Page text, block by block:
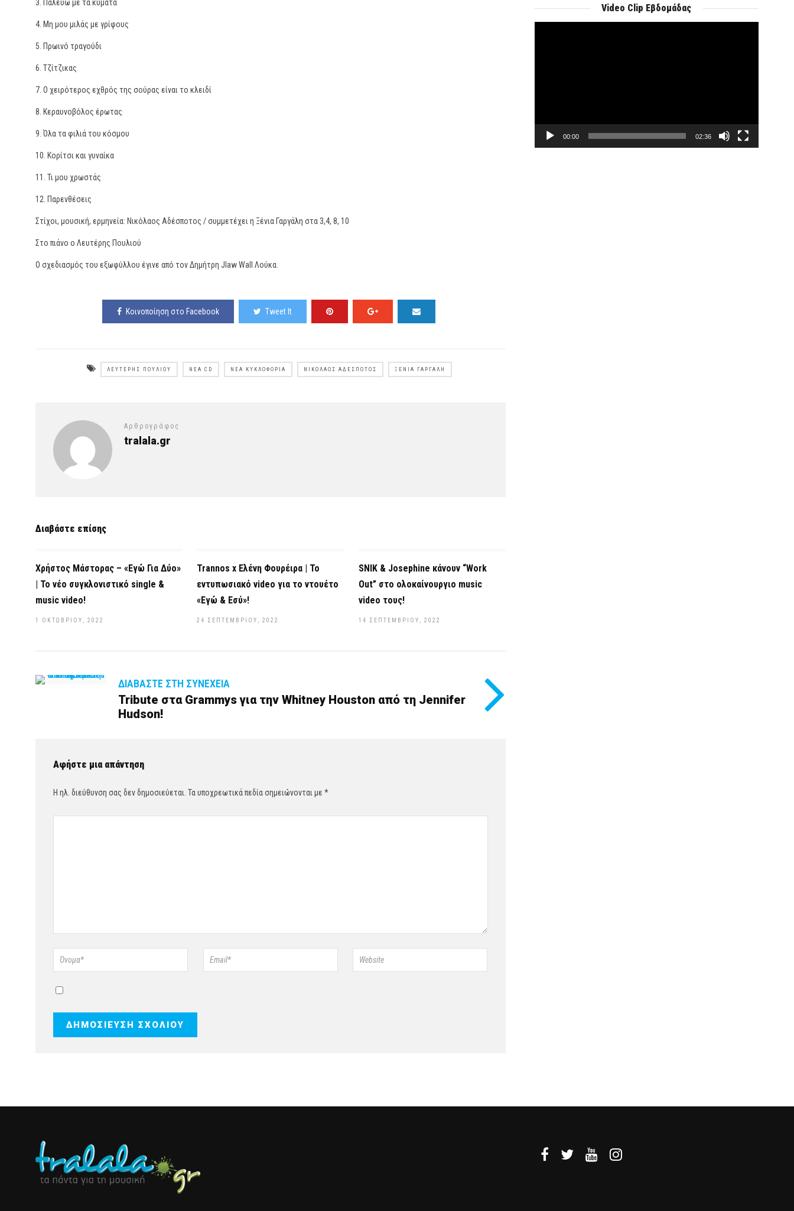
3. Παλεύω με τα κύματα
4. Μη μου μιλάς με γρίφους
5. Πρωινό τραγούδι
6. Τζίτζικας
7. Ο χειρότερος εχθρός της σούρας είναι το κλειδί
8. Κεραυνοβόλος έρωτας
9. Όλα τα φιλιά του κόσμου
10. Κορίτσι και γυναίκα
11. Τι μου χρωστάς
12. Παρενθέσεις
Στίχοι, μουσική, ερμηνεία: Νικόλαος Αδέσποτος / συμμετέχει η Ξένια Γαργάλη στα 3,4, 8, 10
Στο πιάνο ο Λευτέρης Πουλιού
Ο σχεδιασμός του εξωφύλλου έγινε από τον Δημήτρη Jlaw Wall Λούκα.
Κοινοποίηση στο Facebook Tweet It
ΛΕΥΤΈΡΗΣ ΠΟΥΛΙΟΎ ΝΈΑ CD ΝΈΑ ΚΥΚΛΟΦΟΡΊΑ ΝΙΚΌΛΑΟΣ ΑΔΈΣΠΟΤΟΣ ΞΈΝΙΑ ΓΑΡΓΆΛΗ
Αρθρογράφος
tralala.gr
Διαβάστε επίσης
Χρήστος Μάστορας – «Εγώ Για Δύο»
| Το νέο συγκλονιστικό single &
music video!
1 ΟΚΤΩΒΡΊΟΥ, 2022
Trannos x Ελένη Φουρέιρα | Το
εντυπωσιακό video για το ντουέτο
«Εγώ & Εσύ»!
24 ΣΕΠΤΕΜΒΡΊΟΥ, 2022
SNIK & Josephine κάνουν “Work
Out” στο ολοκαίνουργιο music
video τους!
14 ΣΕΠΤΕΜΒΡΊΟΥ, 2022
ΔΙΑΒΆΣΤΕ ΣΤΗ ΣΥΝΈΧΕΙΑ
Tribute στα Grammys για την Whitney Houston από τη Jennifer
Hudson!
Αφήστε μια απάντηση
Η ηλ. διεύθυνση σας δεν δημοσιεύεται. Τα υποχρεωτικά πεδία σημειώνονται με *
Video Clip Εβδομάδας
00:00 02:36